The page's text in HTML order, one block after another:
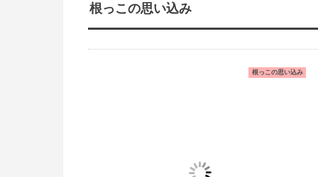
根っこの思い込み
根っこの思い込み